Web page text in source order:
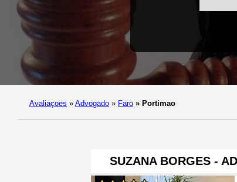
Avaliaçoes » Advogado » Faro » Portimao
SUZANA BORGES -